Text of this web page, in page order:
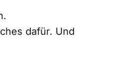
dafür. Und